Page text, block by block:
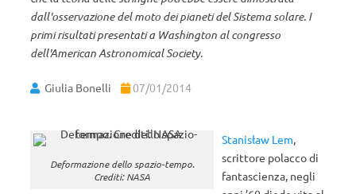
dall'osservazione del moto dei pianeti del Sistema solare. I
primi risultati presentati a Washington al congresso
dell'American Astronomical Society.
Giulia Bonelli 07/01/2014
Deformazione dello spazio-tempo.
Crediti: NASA
Stanisław Lem,
scrittore polacco di
fantascienza, negli